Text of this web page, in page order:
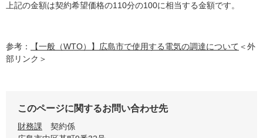
上記の金額は契約希望価格の110分の100に相当する金額です。
参考： 【一般（WTO）】広島市で使用する電気の調達について ＜外
部リンク＞
このページに関するお問い合わせ先
財務課
契約係